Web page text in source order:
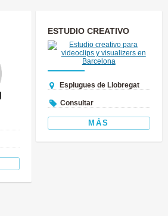
ESTUDIO CREATIVO
PARA VIDEOCLIPS Y
VISUALIZERS EN ...
Esplugues de Llobregat
Consultar
MÁS